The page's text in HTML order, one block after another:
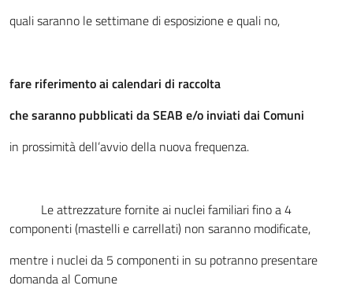
quali saranno le settimane di esposizione e quali no,
fare riferimento ai calendari di raccolta
che saranno pubblicati da SEAB e/o inviati dai Comuni
in prossimità dell’avvio della nuova frequenza.
Le attrezzature fornite ai nuclei familiari fino a 4
componenti (mastelli e carrellati) non saranno modificate,
mentre i nuclei da 5 componenti in su potranno presentare
domanda al Comune